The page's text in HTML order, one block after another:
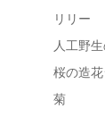
リリー
人工野
桜の造
菊